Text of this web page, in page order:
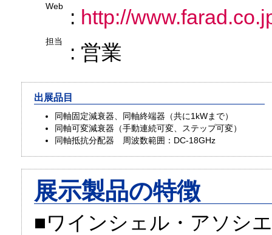
Web : http://
担当 : 営業
出展品目
同軸固定減衰器、同軸終端器（共に1kWまで）
同軸可変減衰器（手動連続可変、ステップ可変）
同軸抵抗分配器 周波数範囲：DC-18GHz
展示製品の特徴
■ワインシェル・アソシ